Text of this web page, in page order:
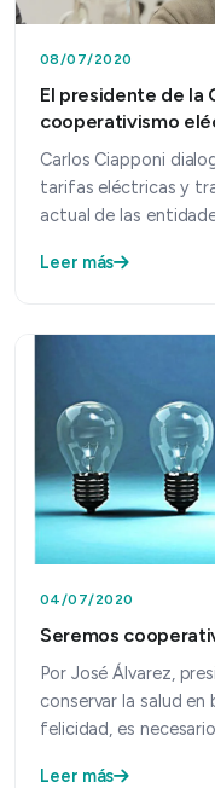
08/07/2020
El presidente de la
cooperativismo
Carlos Ciapponi
tarifas eléctricas y
actual de las
Leer más
04/07/2020
Seremos
Por José Álvarez,
conservar la salud
felicidad, es
Leer más